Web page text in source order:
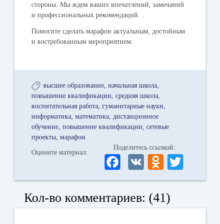
стороны. Мы ждем ваших впечатлений, замечаний
и профессиональных рекомендаций. .
Помогите сделать марафон актуальным, достойным
и востребованным мероприятием.
высшее образование начальная школа
повышение квалификации
средняя школа
воспитательная работа гуманитарные науки
информатика математика дистанционное
обучение повышение квалификации
сетевые
проекты марафон
Оцените материал:
Поделитесь ссылкой:
Fa
ce
bo
ok
V
K
O
dn
ok
la
wi
r
Кол-во комментариев: (41)